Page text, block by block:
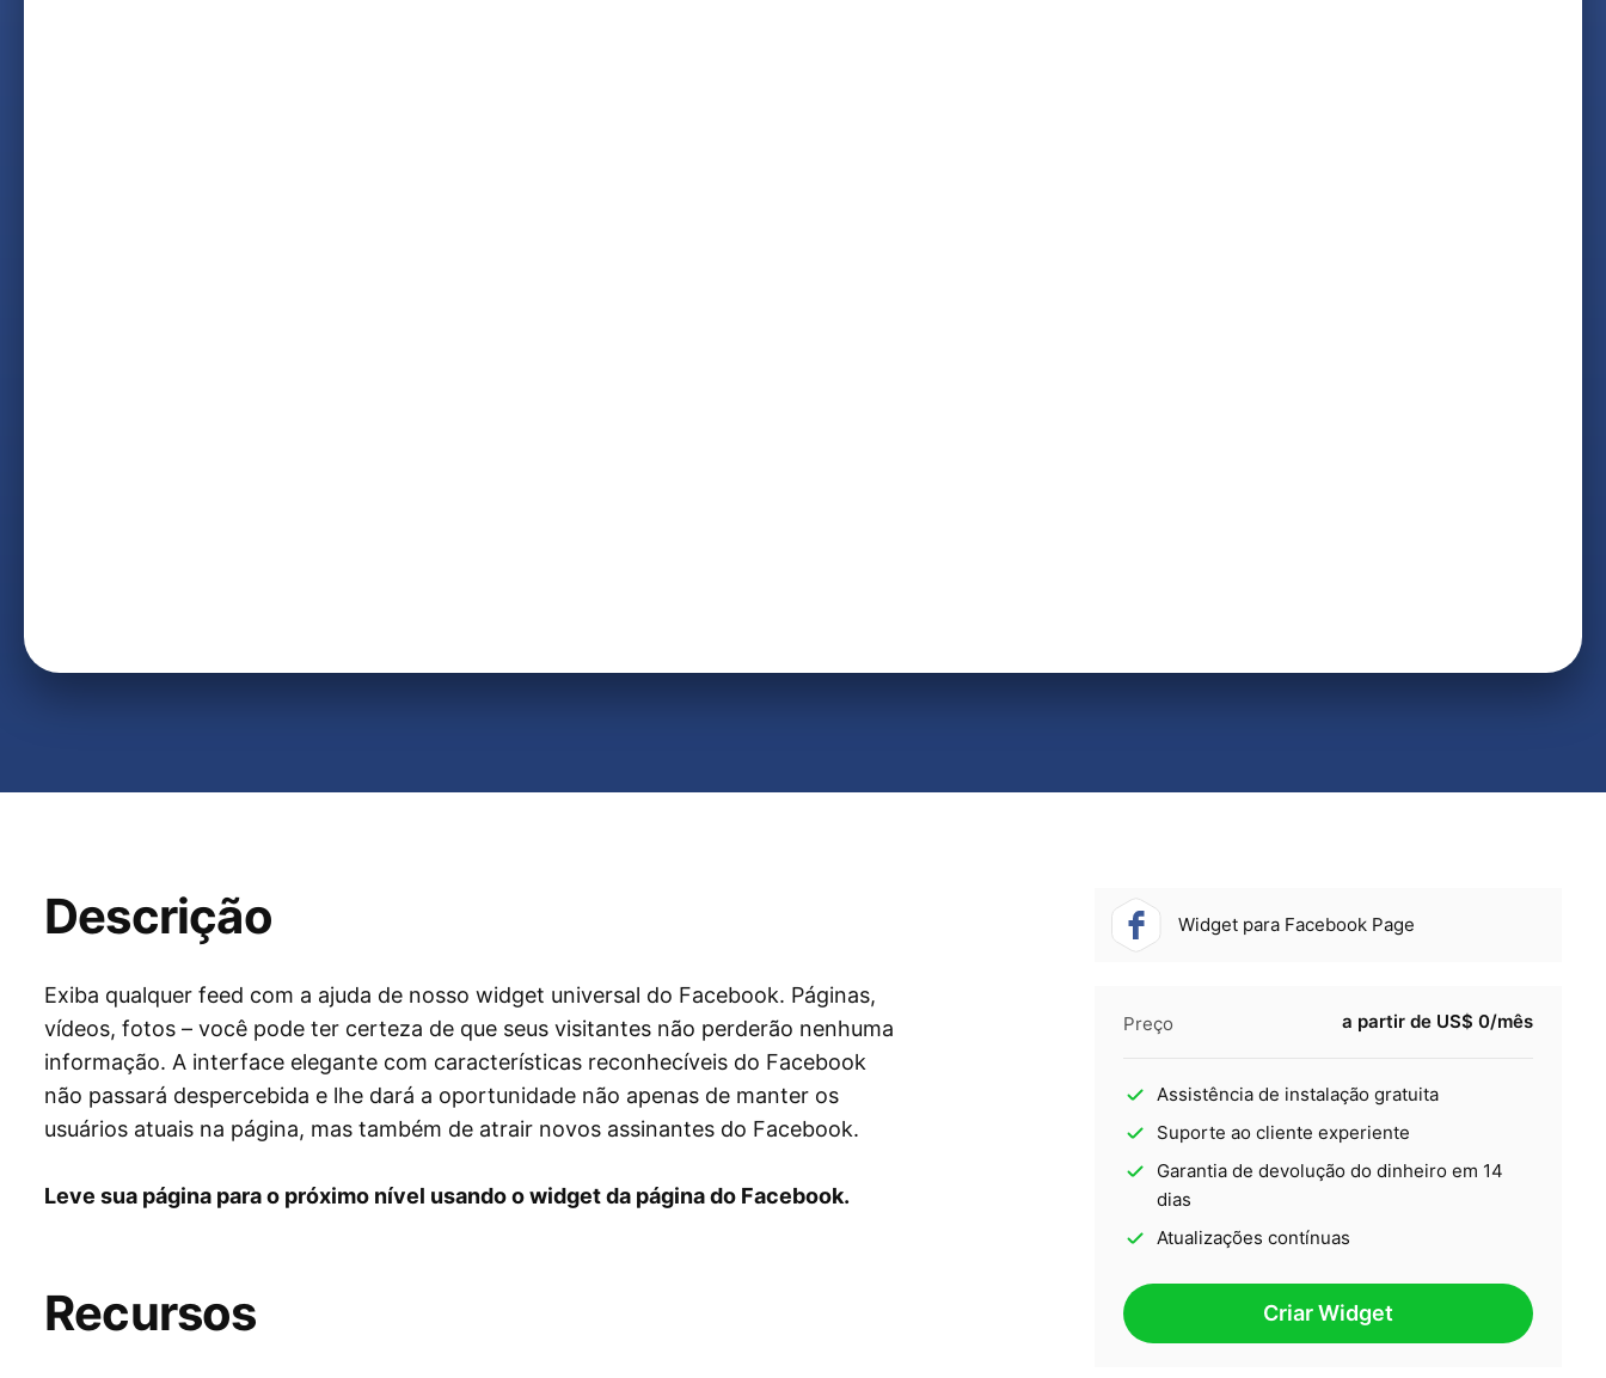
Descrição
Exiba qualquer feed com a ajuda de nosso widget universal do Facebook. Páginas,
vídeos, fotos – você pode ter certeza de que seus visitantes não perderão nenhuma
informação. A interface elegante com características reconhecíveis do Facebook
não passará despercebida e lhe dará a oportunidade não apenas de manter os
usuários atuais na página, mas também de atrair novos assinantes do Facebook.
Leve sua página para o próximo nível usando o widget da página do Facebook.
Recursos
Widget para Facebook Page
Preço a partir de US$ 0/mês
Assistência de instalação gratuita
Suporte ao cliente experiente
Garantia de devolução do dinheiro em 14
dias
Atualizações contínuas
Criar Widget